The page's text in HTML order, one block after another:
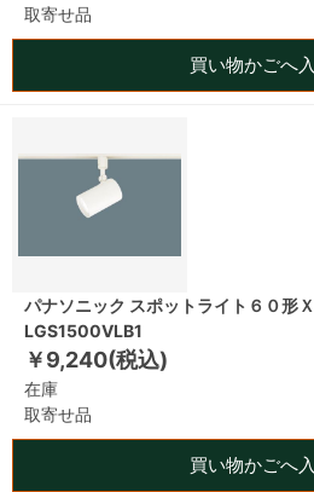
取寄せ品
買い物かごへ
パナソニック スポットライト６０形
LGS1500VLB1
￥9,240(税込)
在庫
取寄せ品
買い物かごへ